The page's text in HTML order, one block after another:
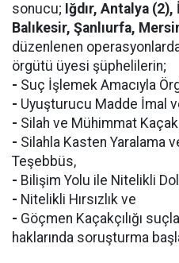
sonucu; Iğdır, Antalya
Balıkesir, Şanlıurfa,
düzenlenen
örgütü üyesi şüphelilerin;
- Suç İşlemek Amacıyla
- Uyuşturucu Madde İmal
- Silah ve Mühimmat
- Silahla Kasten Yaralama
Teşebbüs,
- Bilişim Yolu ile Nitelikli
- Nitelikli Hırsızlık ve
- Göçmen Kaçakçılığı
haklarında soruşturma